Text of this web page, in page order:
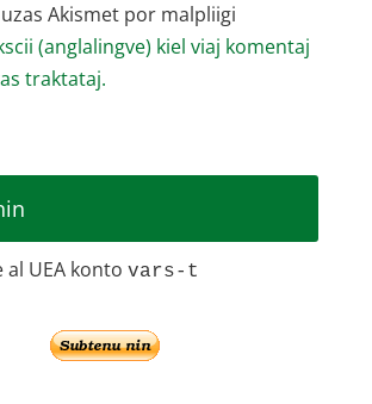
Akismet por malpliigi
(anglalingve) kiel viaj komentaj
traktataj.
UEA konto vars-t